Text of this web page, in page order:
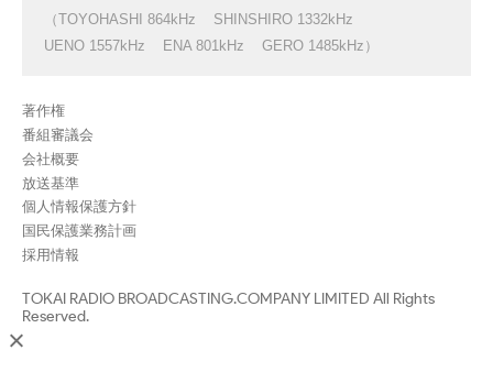
（TOYOHASHI 864kHz
SHINSHIRO 1332kHz
UENO 1557kHz
ENA 801kHz GERO 1485kHz）
著作権
番組審議会
会社概要
放送基準
個人情報保護方針
国民保護業務計画
採用情報
TOKAI RADIO BROADCASTING.COMPANY LIMITED All Rights
Reserved.